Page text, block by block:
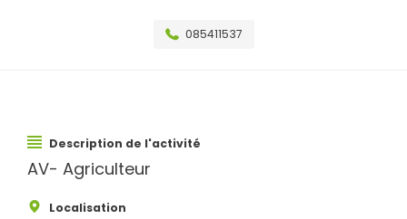
085411537
Description de l'activité
AV- Agriculteur
Localisation